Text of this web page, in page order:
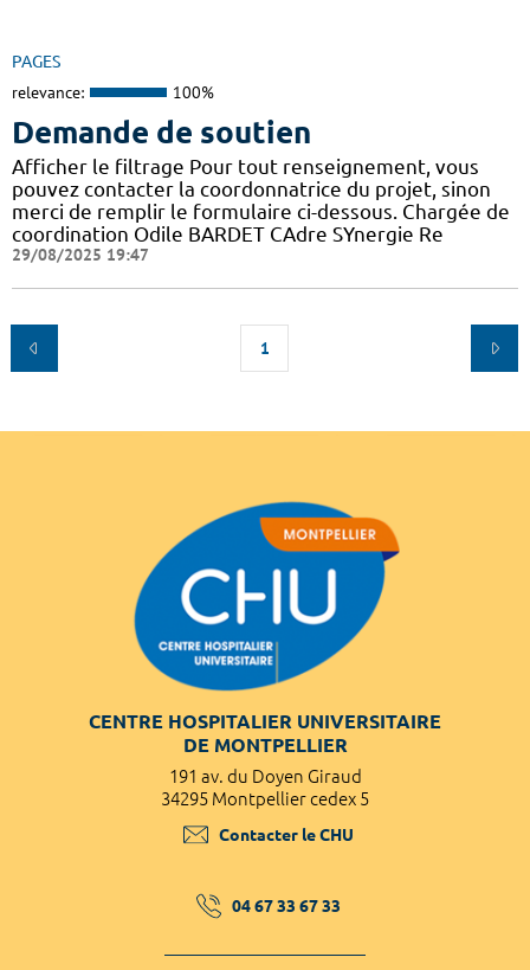
PAGES
relevance: 100%
Demande de soutien
Afficher le filtrage Pour tout renseignement, vous
pouvez contacter la coordonnatrice du projet, sinon
merci de remplir le formulaire ci-dessous. Chargée de
coordination Odile BARDET CAdre SYnergie Re
29/08/2025 19:47
1
CENTRE HOSPITALIER UNIVERSITAIRE
DE MONTPELLIER
191 av. du Doyen Giraud
34295 Montpellier cedex 5
Contacter le CHU
04 67 33 67 33